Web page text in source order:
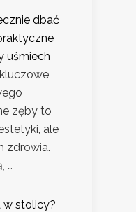
dbać
uśmiech
zęby to
ale
zdrowia.
…
w stolicy?